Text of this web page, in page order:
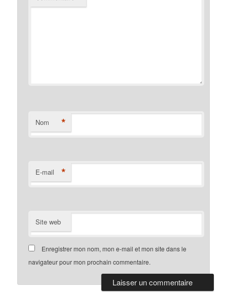
Nom *
E-mail *
Site web
Enregistrer mon nom, mon e-mail et mon site dans le
navigateur pour mon prochain commentaire.